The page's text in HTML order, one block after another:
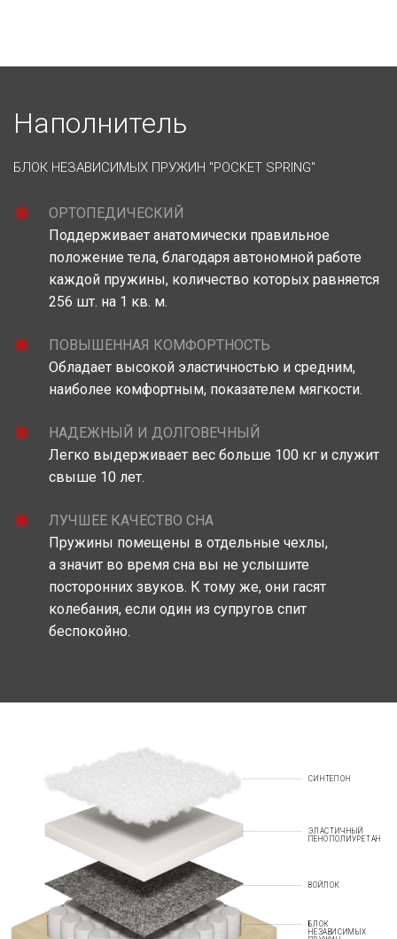
Наполнитель
БЛОК НЕЗАВИСИМЫХ ПРУЖИН "POCKET SPRING"
ОРТОПЕДИЧЕСКИЙ
Поддерживает анатомически правильное
положение тела, благодаря автономной работе
каждой пружины, количество которых равняется
256 шт. на 1 кв. м.
ПОВЫШЕННАЯ КОМФОРТНОСТЬ
Обладает высокой эластичностью и средним,
наиболее комфортным, показателем мягкости.
НАДЕЖНЫЙ И ДОЛГОВЕЧНЫЙ
Легко выдерживает вес больше 100 кг и служит
свыше 10 лет.
ЛУЧШЕЕ КАЧЕСТВО СНА
Пружины помещены в отдельные чехлы,
а значит во время сна вы не услышите
посторонних звуков. К тому же, они гасят
колебания, если один из супругов спит
беспокойно.
СИНТЕПОН
ЭЛАСТИЧНЫЙ
ПЕНОПОЛИУРЕТАН
ВОЙЛОК
БЛОК
НЕЗАВИСИМЫХ